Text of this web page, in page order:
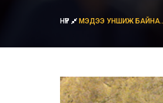
НҮҮР МЭДЭЭ УНШИЖ